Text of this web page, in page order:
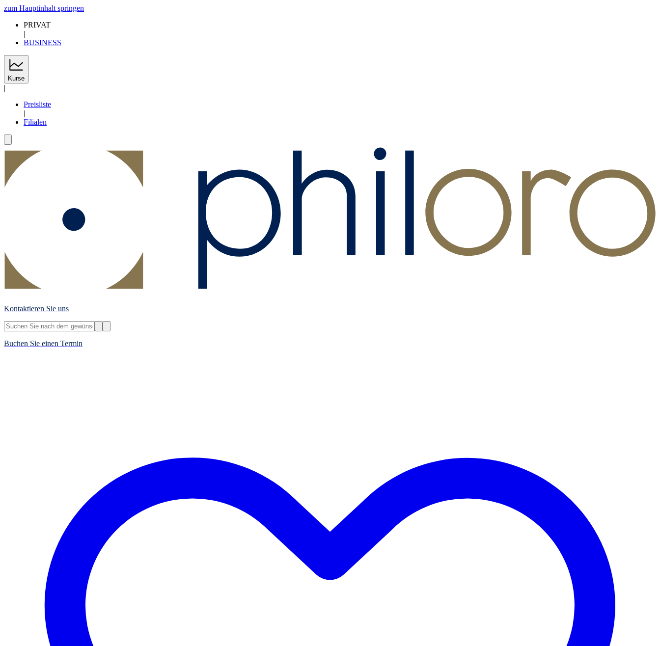
zum Hauptinhalt springen
PRIVAT
|
BUSINESS
Kurse
|
Preisliste
|
Filialen
Kontaktieren Sie uns
Buchen Sie einen Termin